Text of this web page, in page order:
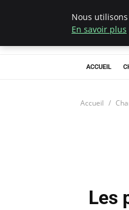
ACCUEIL
Accueil
Les
Nous
En savoir plus